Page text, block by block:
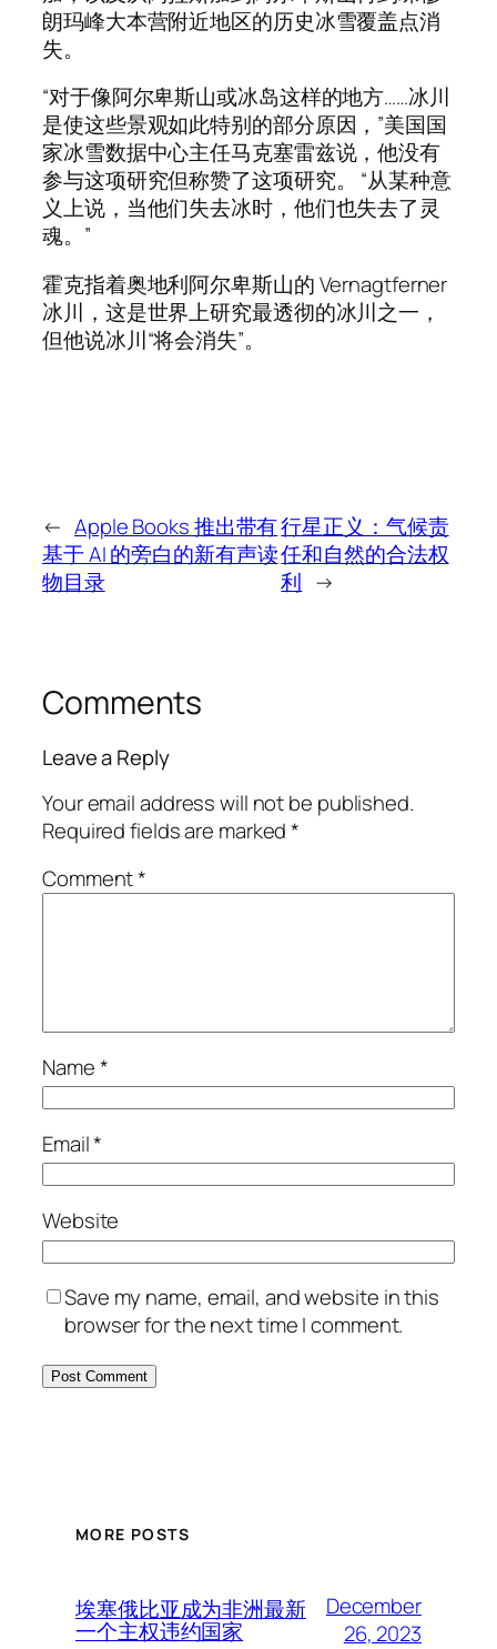
朗玛峰大本营附近地区的历史冰雪覆盖点消
失。
“对于像阿尔卑斯山或冰岛这样的地方……冰川
是使这些景观如此特别的部分原因，”美国国
家冰雪数据中心主任马克塞雷兹说，他没有
参与这项研究但称赞了这项研究。 “从某种意
义上说，当他们失去冰时，他们也失去了灵
魂。”
霍克指着奥地利阿尔卑斯山的 Vernagtferner
冰川，这是世界上研究最透彻的冰川之一，
但他说冰川“将会消失”。
← Apple Books 推出带有
基于 AI 的旁白的新有声读
物目录
行星正义：气候责
任和自然的合法权
利 →
Comments
Leave a Reply
Your email address will not be published.
Required fields are marked*
Comment*
Name*
Email*
Website
Save my name, email, and website in this
browser for the next time I comment.
MORE POSTS
埃塞俄比亚成为非洲最新
一个主权违约国家
December
26, 2023